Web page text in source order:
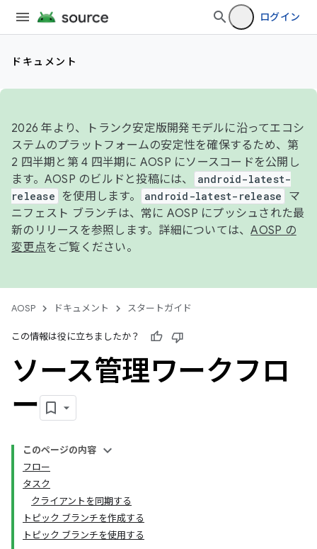
ログイン
ドキュメント
2026 年より、トランク安定版開発モデルに沿ってエコシ
ステムのプラットフォームの安定性を確保するため、第
2 四半期と第 4 四半期に AOSP にソースコードを公開し
ます。AOSP のビルドと投稿には、
android-latest-
release
を使用します。 android-latest-release
マ
ニフェスト ブランチは、常に AOSP にプッシュされた最
新のリリースを参照します。詳細については、AOSP の
変更点をご覧ください。
AOSP ドキュメント スタートガイド
この情報は役に立ちましたか？
ソース管理ワークフロ
ー
このページの内容
フロー
タスク
クライアントを同期する
トピック ブランチを作成する
トピック ブランチを使用する